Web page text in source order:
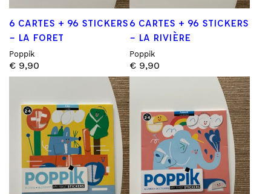
6 CARTES + 96 STICKERS
– LA FORET
Poppik
€ 9,90
6 CARTES + 96 STICKERS
– LA RIVIÈRE
Poppik
€ 9,90